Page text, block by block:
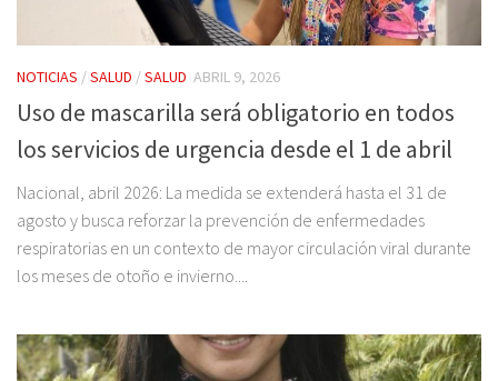
NOTICIAS /SALUD /SALUD ABRIL 9, 2026
Uso de mascarilla será obligatorio en todos
los servicios de urgencia desde el 1 de abril
Nacional, abril 2026: La medida se extenderá hasta el 31 de
agosto y busca reforzar la prevención de enfermedades
respiratorias en un contexto de mayor circulación viral durante
los meses de otoño e invierno....